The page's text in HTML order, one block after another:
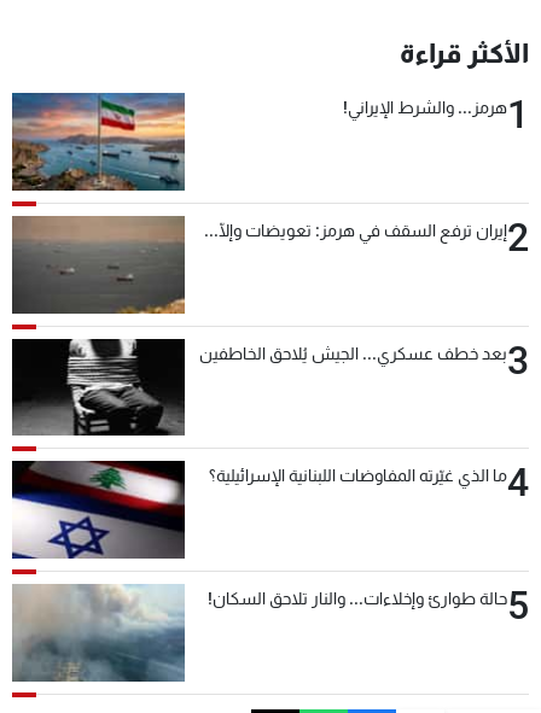
الأكثر قراءة
1هرمز... والشرط الإيراني!
2إيران ترفع السقف في هرمز: تعويضات وإلّا...
3بعد خطف عسكري... الجيش يُلاحق الخاطفين
4ما الذي غيّرته المفاوضات اللبنانية الإسرائيلية؟
5حالة طوارئ وإخلاءات... والنار تلاحق السكان!